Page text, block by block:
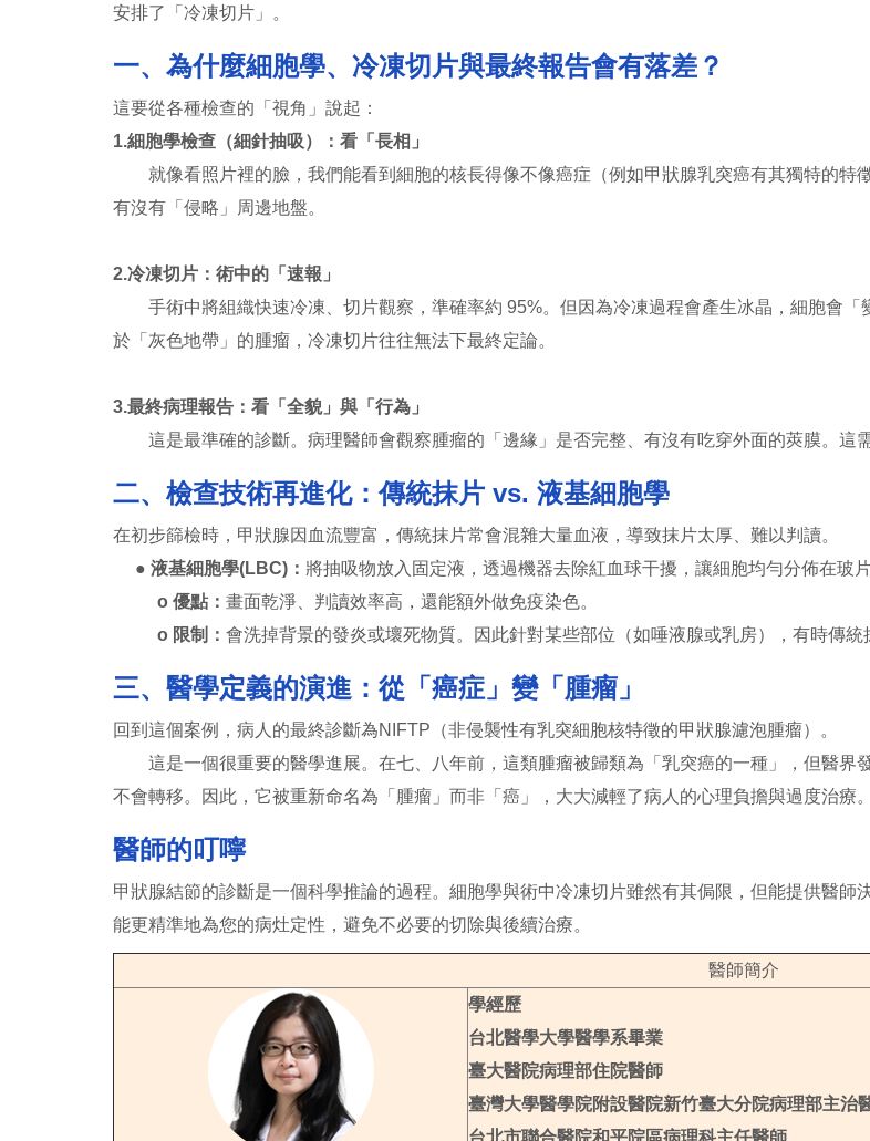
安排了「冷凍切片」。
一、為什麼細胞學、冷凍切片與最終報告會有落差？
這要從各種檢查的「視角」說起：
1.細胞學檢查（細針抽吸）：看「長相」
就像看照片裡的臉，我們能看到細胞的核長得像不像癌症（例如甲狀腺乳突癌有其獨特的特
有沒有「侵略」周邊地盤。
2.冷凍切片：術中的「速報」
手術中將組織快速冷凍、切片觀察，準確率約 95%。但因為冷凍過程會產生冰晶，細胞會「
於「灰色地帶」的腫瘤，冷凍切片往往無法下最終定論。
3.最終病理報告：看「全貌」與「行為」
這是最準確的診斷。病理醫師會觀察腫瘤的「邊緣」是否完整、有沒有吃穿外面的莢膜。這
二、檢查技術再進化：傳統抹片 vs. 液基細胞學
在初步篩檢時，甲狀腺因血流豐富，傳統抹片常會混雜大量血液，導致抹片太厚、難以判讀。
● 液基細胞學(LBC)： 將抽吸物放入固定液，透過機器去除紅血球干擾，讓細胞均勻分佈在玻片
o 優點： 畫面乾淨、判讀效率高，還能額外做免疫染色。
o 限制： 會洗掉背景的發炎或壞死物質。因此針對某些部位（如唾液腺或乳房），有時傳統
三、醫學定義的演進：從「癌症」變「腫瘤」
回到這個案例，病人的最終診斷為NIFTP（非侵襲性有乳突細胞核特徵的甲狀腺濾泡腫瘤）。
這是一個很重要的醫學進展。在七、八年前，這類腫瘤被歸類為「乳突癌的一種」，但醫界
不會轉移。因此，它被重新命名為「腫瘤」而非「癌」，大大減輕了病人的心理負擔與過度治療。
醫師的叮嚀
甲狀腺結節的診斷是一個科學推論的過程。細胞學與術中冷凍切片雖然有其侷限，但能提供醫
能更精準地為您的病灶定性，避免不必要的切除與後續治療。
醫師簡介
學經歷
台北醫學大學醫學系畢業
臺大醫院病理部住院醫師
臺灣大學醫學院附設醫院新竹臺大分院病理部主治
台北市聯合醫院和平院區病理科主任醫師